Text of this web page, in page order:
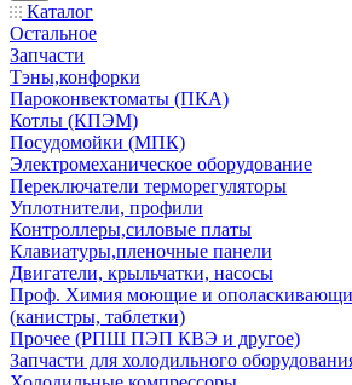
Каталог
Остальное
Запчасти
Тэны,конфорки
Пароконвектоматы (ПКА)
Котлы (КПЭМ)
Посудомойки (МПК)
Электромеханическое оборудование
Переключатели терморегуляторы
Уплотнители, профили
Контроллеры,силовые платы
Клавиатуры,пленочные панели
Двигатели, крыльчатки, насосы
Проф. Химия моющие и
(канистры, таблетки)
Прочее (РПШ ПЭП КВЭ и другое)
Запчасти для холодильного